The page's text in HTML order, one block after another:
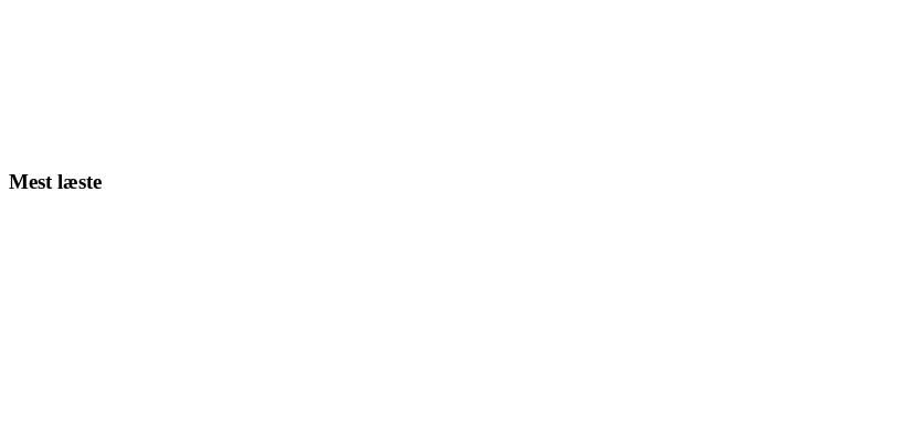
Mest læste